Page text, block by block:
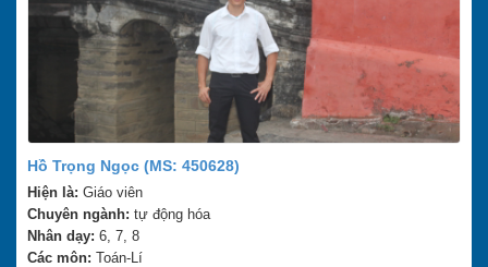
Hồ Trọng Ngọc (MS: 450628)
Hiện là: Giáo viên
Chuyên ngành: tự động hóa
Nhân dạy: 6, 7, 8
Các môn: Toán-Lí